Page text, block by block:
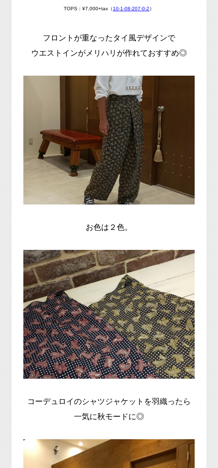
TOPS：¥7,000+tax（10-1-08-207-0-2）
フロントが重なったタイ風デザインで
ウエストインがメリハリが作れておすすめ◎
お色は２色。
コーデュロイのシャツジャケットを羽織ったら
一気に秋モードに◎